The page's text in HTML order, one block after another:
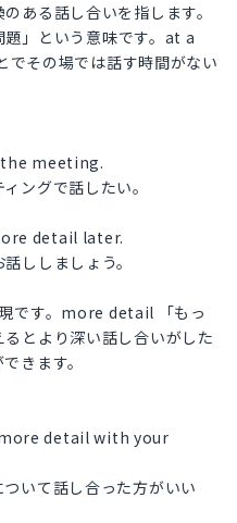
ある話し合いを指します。
」という意味です。at a
その場では話す時間がない
meeting.
ングで話したい。
detail later.
ししましょう。
です。more detail 「もっ
とより深い話し合いがした
きます。
detail with your
いて話し合った方がいい